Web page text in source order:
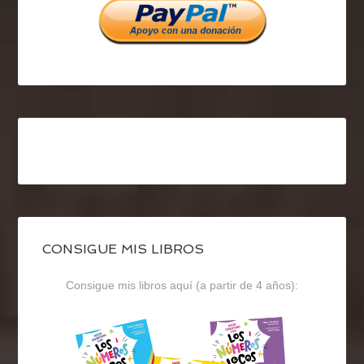
CONSIGUE MIS LIBROS
Consigue mis libros aquí (a partir de 4 años):